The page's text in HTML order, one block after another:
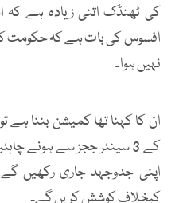
کی ٹھنڈک اتنی زیادہ ہے
افسوس کی بات ہے کہ حکومت
نہیں ہوا۔
ان کا کہنا تھا کمیشن بننا ہے
کے 3 سینئر ججز سے ہونے